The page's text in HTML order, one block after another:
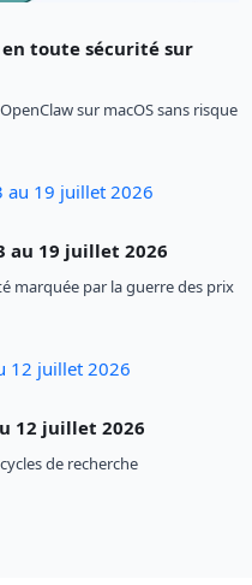
toute sécurité sur
sur macOS sans risque
au 19 juillet 2026
marquée par la guerre des prix
12 juillet 2026
de recherche